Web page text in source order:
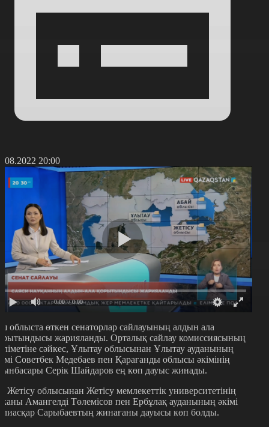
20:00
0:00 / 0:00
облыста өткен сенаторлар сайлауының алдын ала
жарияланды. Орталық сайлау комиссиясының
сәйкес, Ұлытау облысынан Ұлытау ауданының
Советбек Медебаев пен Қарағанды облысы әкімінің
Серік Шайдаров ең көп дауыс жинады.
Жетісу облысынан Жетісу мемлекеттік университетінің
Амангелді Төлемісов пен Ербұлақ ауданының әкімі
Сарыбаевтың жинағаны дауысы көп болды.